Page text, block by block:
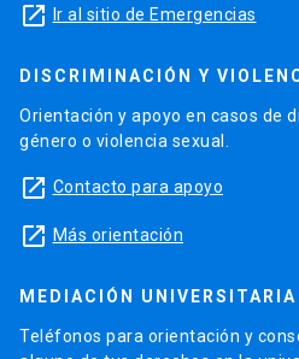
launch Ir al sitio de Emergencias
DISCRIMINACIÓN Y
Orientación y apoyo en casos de
género o violencia sexual.
launch Contacto para apoyo
launch Más orientación
MEDIACIÓN UNIVERSITARIA
Teléfonos para orientación y